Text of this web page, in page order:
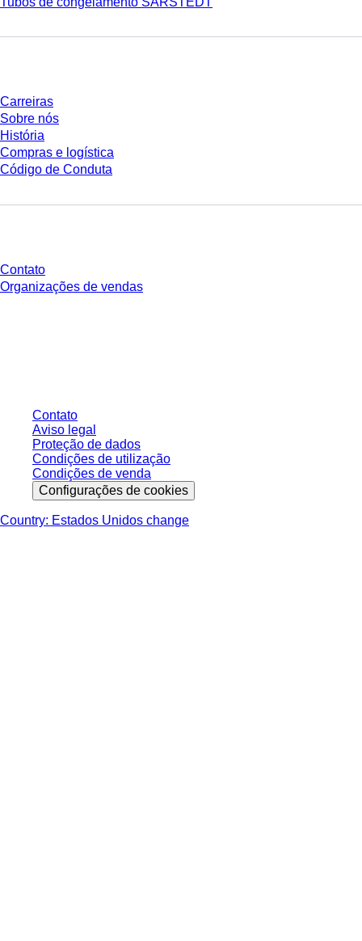
Carreiras
Sobre nós
História
Compras e logística
Código de Conduta
Contato
Organizações de vendas
Contato
Aviso legal
Proteção de dados
Condições de utilização
Condições de venda
Configurações de cookies
Country: Estados Unidos change